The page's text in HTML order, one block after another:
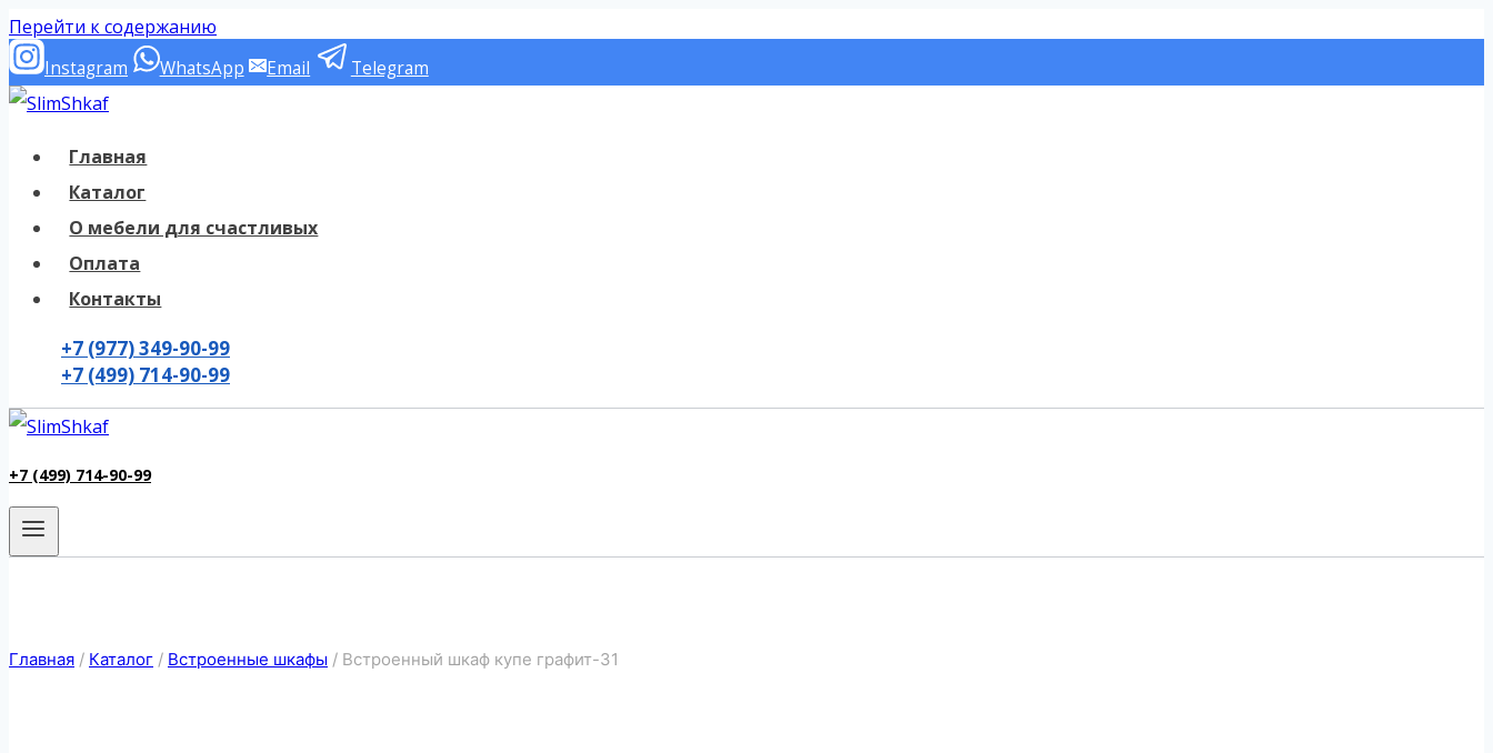
Перейти к содержанию
Instagram WhatsApp Email Telegram
Главная
Каталог
О мебели для счастливых
Оплата
Контакты
+7 (977) 349-90-99
+7 (499) 714-90-99
+7 (499) 714-90-99
Главная / Каталог / Встроенные шкафы / Встроенный шкаф купе графит-31